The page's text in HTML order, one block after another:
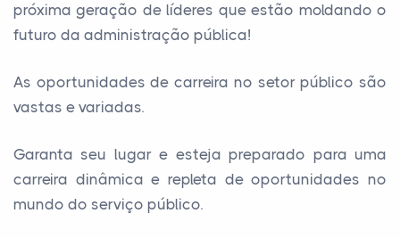
próxima geração de líderes que estão moldando o
futuro da administração pública!
As oportunidades de carreira no setor público são
vastas e variadas.
Garanta seu lugar e esteja preparado para uma
carreira dinâmica e repleta de oportunidades no
mundo do serviço público.